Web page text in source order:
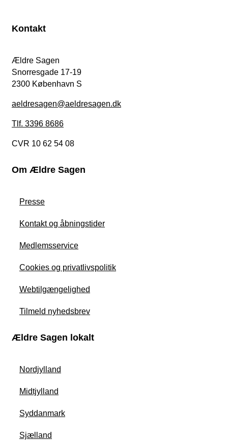
Kontakt
Ældre Sagen
Snorresgade 17-19
2300 København S
aeldresagen@aeldresagen.dk
Tlf. 3396 8686
CVR 10 62 54 08
Om Ældre Sagen
Presse
Kontakt og åbningstider
Medlemsservice
Cookies og privatlivspolitik
Webtilgængelighed
Tilmeld nyhedsbrev
Ældre Sagen lokalt
Nordjylland
Midtjylland
Syddanmark
Sjælland